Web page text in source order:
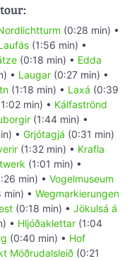
(0:28 min) •
(1:56 min) •
(0:18 min) • Edda
• Laugar (0:27 min) •
(1:18 min) • Laxá (0:39
min) • Kálfaströnd
(1:44 min) •
• Grjótagjá (0:31 min)
(1:32 min) • Krafla
(1:01 min) •
min) • Vogelmuseum
min) • Wegmarkierungen
(0:18 min) • Jökulsá á
• Hljóðaklettar (1:04
(0:40 min) • Hof
Möðrudalsleið (0:21